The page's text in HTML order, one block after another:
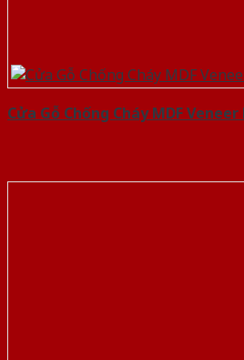
Cửa Gỗ Chống Cháy MDF Veneer